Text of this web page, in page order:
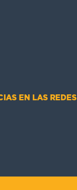
EN LAS REDES